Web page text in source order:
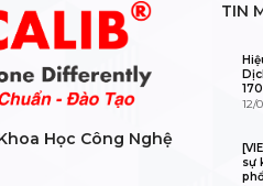
Học Công Nghệ
TIN
12/
sự